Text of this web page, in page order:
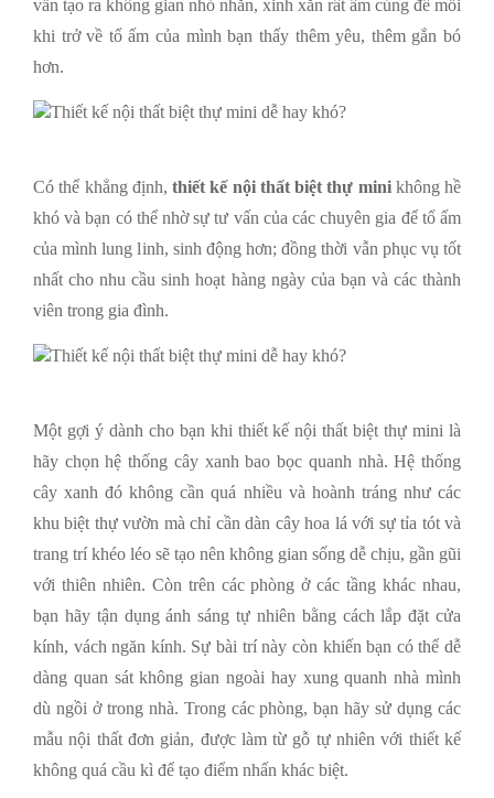
vẫn tạo ra không gian nhỏ nhắn, xinh xắn rất ấm cúng để mỗi
khi trở về tổ ấm của mình bạn thấy thêm yêu, thêm gắn bó
hơn.
Có thể khẳng định, thiết kế nội thất biệt thự minikhông hề
khó và bạn có thể nhờ sự tư vấn của các chuyên gia để tổ ấm
của mình lung linh, sinh động hơn; đồng thời vẫn phục vụ tốt
nhất cho nhu cầu sinh hoạt hàng ngày của bạn và các thành
viên trong gia đình.
Một gợi ý dành cho bạn khi thiết kế nội thất biệt thự mini là
hãy chọn hệ thống cây xanh bao bọc quanh nhà. Hệ thống
cây xanh đó không cần quá nhiều và hoành tráng như các
khu biệt thự vườn mà chỉ cần dàn cây hoa lá với sự tỉa tót và
trang trí khéo léo sẽ tạo nên không gian sống dễ chịu, gần gũi
với thiên nhiên. Còn trên các phòng ở các tầng khác nhau,
bạn hãy tận dụng ánh sáng tự nhiên bằng cách lắp đặt cửa
kính, vách ngăn kính. Sự bài trí này còn khiến bạn có thể dễ
dàng quan sát không gian ngoài hay xung quanh nhà mình
dù ngồi ở trong nhà. Trong các phòng, bạn hãy sử dụng các
mẫu nội thất đơn giản, được làm từ gỗ tự nhiên với thiết kế
không quá cầu kì để tạo điểm nhấn khác biệt.